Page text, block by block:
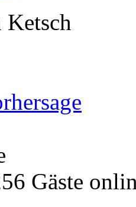
Ketsch
Gäste